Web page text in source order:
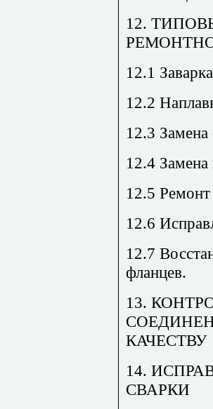
12.
12.1
12.2
12.3 Замена
12.4
12.5
12.6
12.7
фланцев.
13.
КАЧЕСТВУ
14.
СВАРКИ